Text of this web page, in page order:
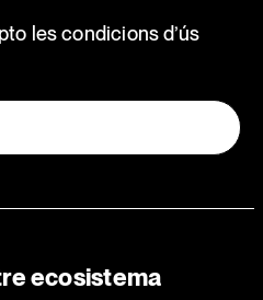
les condicions d’ús
ecosistema